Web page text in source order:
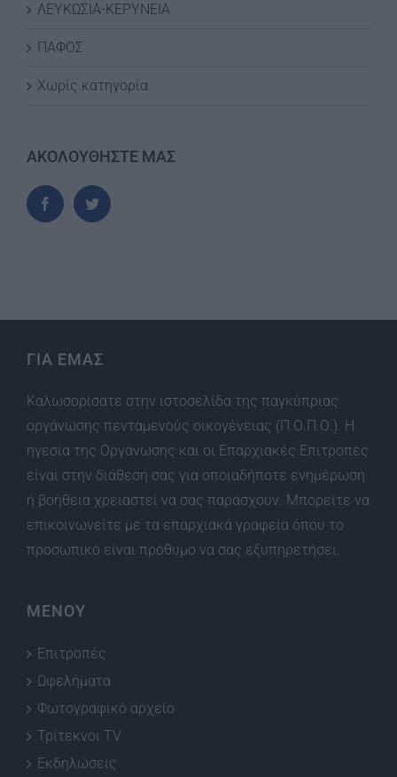
ΛΕΥΚΩΣΙΑ-ΚΕΡΥΝΕΙΑ
ΠΑΦΟΣ
Χωρίς κατηγορία
ΑΚΟΛΟΥΘΗΣΤΕ ΜΑΣ
ΓΙΑ ΕΜΑΣ
Καλωσορίσατε στην ιστοσελίδα της παγκύπριας
οργάνωσης πενταμενούς οικογένειας (Π.Ο.Π.Ο.). Η
ηγεσία της Οργάνωσης και οι Επαρχιακές Επιτροπές
είναι στην διάθεση σας για οποιαδήποτε ενημέρωση
ή βοήθεια χρειαστεί να σας παράσχουν. Μπορείτε να
επικοινωνείτε με τα επαρχιακά γραφεία όπου το
προσωπικό είναι πρόθυμο να σας εξυπηρετήσει.
ΜΕΝΟΥ
Επιτροπές
Ωφελήματα
Φωτογραφικό αρχείο
Τρίτεκνοι TV
Εκδηλώσεις